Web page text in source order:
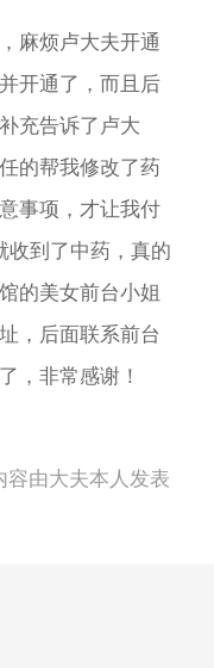
麻烦卢大夫开通
开通了，而且后
充告诉了卢大
的帮我修改了药
事项，才让我付
收到了中药，真的
的美女前台小姐
，后面联系前台
，非常感谢！
容由大夫本人发表